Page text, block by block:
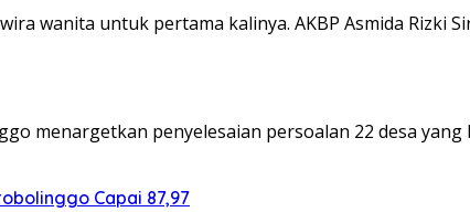
wanita untuk pertama kalinya. AKBP Asmida Rizki
menargetkan penyelesaian persoalan 22 desa
Capai 87,97